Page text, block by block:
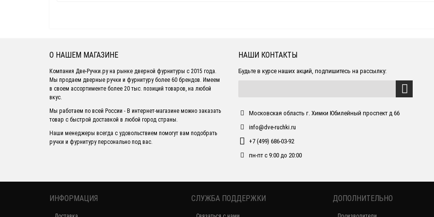
О НАШЕМ МАГАЗИНЕ
Компания Две-Ручки.ру на рынке дверной фурнитуры с 2015 года.
Мы продаем дверные ручки и фурнитуру более 60 брендов. Имеем
в своем ассортименте более 20 тыс. позиций товаров, на любой
вкус.
Мы работаем по всей России - В интернет-магазине можно заказать
товар с быстрой доставкой в любой город страны.
Наши менеджеры всегда с удовольствием помогут вам подобрать
ручки и фурнитуру персонально под вас.
НАШИ КОНТАКТЫ
Будьте в курсе наших акций, подпишитесь на рассылку:
Московская область г. Химки Юбилейный проспект д 66
info@dve-ruchki.ru
+7 (499) 686-03-92
пн-пт с 9:00 до 20:00
ИНФОРМАЦИЯ СЛУЖБА ПОДДЕРЖКИ ДОПОЛНИТЕЛЬНО